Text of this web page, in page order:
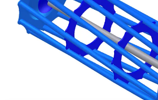
maskiner
Til
download